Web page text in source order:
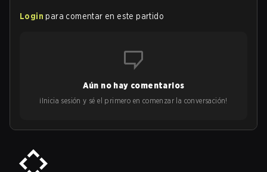
Login para comentar en este partido
Aún no hay comentarios
¡Inicia sesión y sé el primero en comenzar la conversación!